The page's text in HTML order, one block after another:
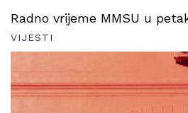
Radno vrijeme MMSU u
VIJESTI